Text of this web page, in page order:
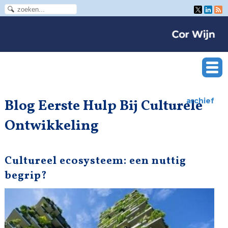
Blog Eerste Hulp Bij Culturele
Ontwikkeling
archief
Cultureel ecosysteem: een nuttig
begrip?